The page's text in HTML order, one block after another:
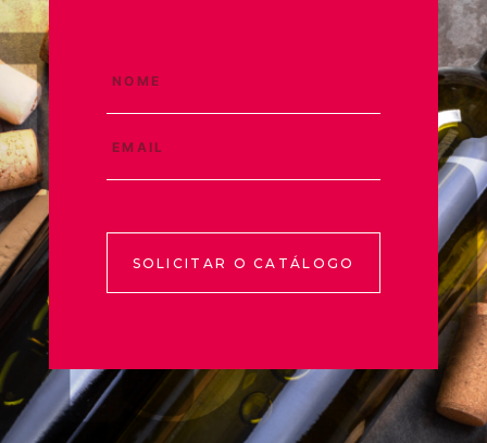
SOLICITAR O CATÁLOGO